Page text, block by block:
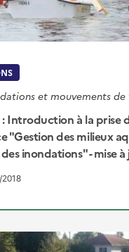
et mouvements
Introduction à la prise
"Gestion des milieux
inondations" - mise à